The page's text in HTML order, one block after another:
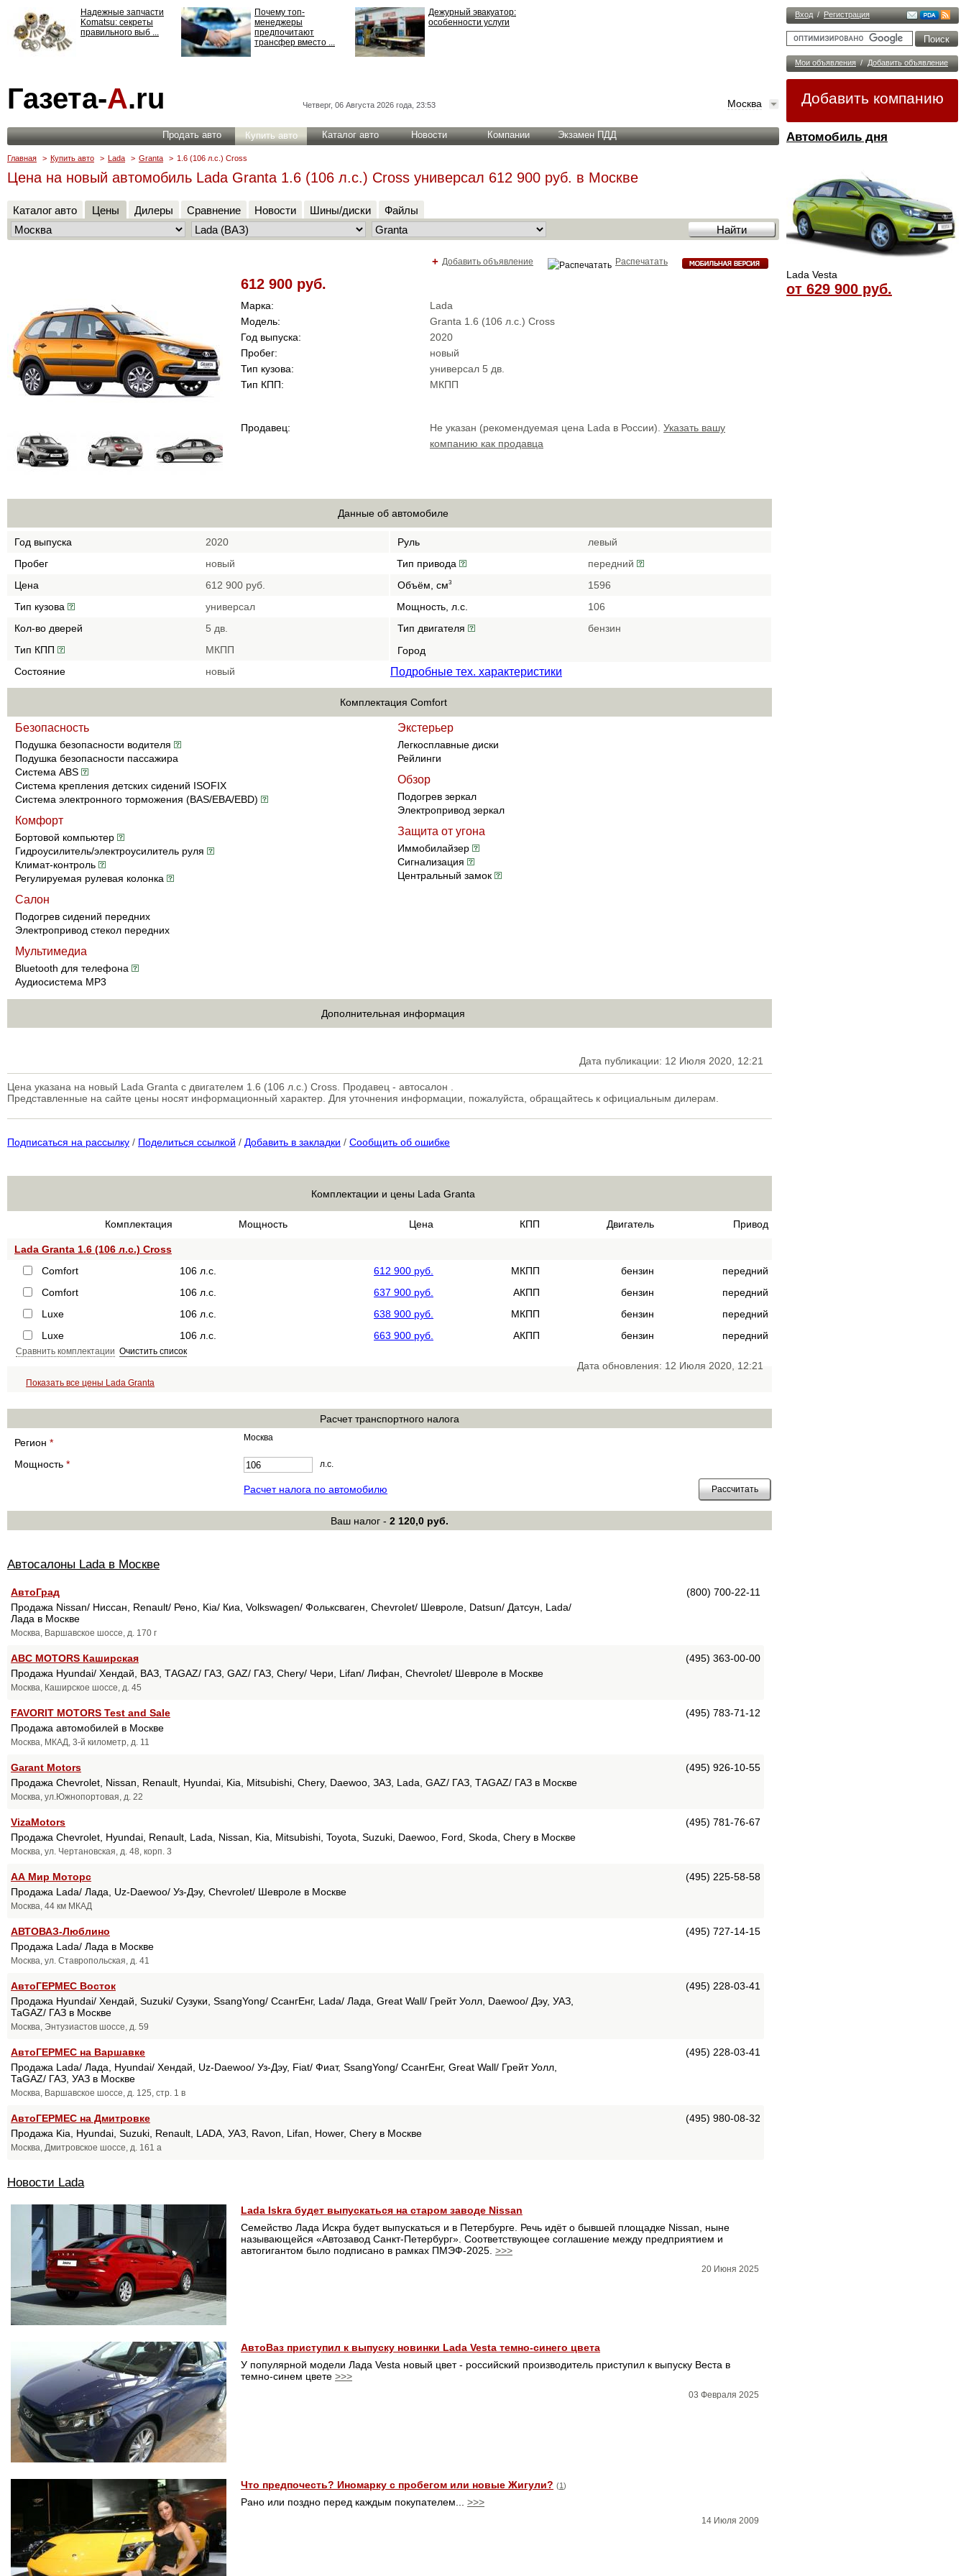
Вход / Регистрация
Мои объявления / Добавить объявление
Добавить компанию
Автомобиль дня
Lada Vesta
от 629 900 руб.
Надежные запчасти
Komatsu: секреты
правильного выб ...
Почему топ-
менеджеры
предпочитают
трансфер вместо ...
Дежурный эвакуатор:
особенности услуги
ответственности: все,
что нужно знать ...
Газета-А.ru Четверг, 06 Августа 2026 года, 23:53 Москва
Продать авто Купить авто Каталог авто Новости Компании Экзамен ПДД
Главная > Купить авто > Lada > Granta > 1.6 (106 л.с.) Cross
Цена на новый автомобиль Lada Granta 1.6 (106 л.с.) Cross универсал 612 900 руб. в Москве
Каталог авто Цены Дилеры Сравнение Новости Шины/диски Файлы
Распечатать
+ Добавить объявление
612 900 руб.
Марка:
Lada
Модель:
Granta 1.6 (106 л.с.) Cross
Год выпуска:
2020
Пробег:
новый
Тип кузова:
универсал 5 дв.
Тип КПП:
МКПП
Продавец: Не указан (рекомендуемая цена Lada в России). Указать вашу
компанию как продавца
Данные об автомобиле
Год выпуска 2020 Руль
левый
Пробег
новый Тип привода
передний
Цена
612 900 руб. Объём, см3
1596
Тип кузова
универсал Мощность, л.с.
106
Кол-во дверей
5 дв. Тип двигателя
бензин
Тип КПП
МКПП
Город
Состояние
новый Подробные тех. характеристики
Комплектация Comfort
Безопасность
Подушка безопасности водителя
Подушка безопасности пассажира
Система ABS
Система крепления детских сидений ISOFIX
Система электронного торможения (BAS/EBA/EBD)
Комфорт
Бортовой компьютер
Гидроусилитель/электроусилитель руля
Климат-контроль
Регулируемая рулевая колонка
Салон
Подогрев сидений передних
Электропривод стекол передних
Мультимедиа
Bluetooth для телефона
Аудиосистема MP3
Экстерьер
Легкосплавные диски
Рейлинги
Обзор
Подогрев зеркал
Электропривод зеркал
Защита от угона
Иммобилайзер
Сигнализация
Центральный замок
Дополнительная информация
Дата публикации: 12 Июля 2020, 12:21
Цена указана на новый Lada Granta с двигателем 1.6 (106 л.с.) Cross. Продавец - автосалон .
Представленные на сайте цены носят информационный характер. Для уточнения информации, пожалуйста, обращайтесь к официальным дилерам.
Подписаться на рассылку / Поделиться ссылкой / Добавить в закладки / Сообщить об ошибке
Комплектации и цены Lada Granta
Комплектация Мощность Цена КПП Двигатель Привод
Lada Granta 1.6 (106 л.с.) Cross
Comfort
106 л.с. 612 900 руб. МКПП бензин
передний
Comfort
106 л.с. 637 900 руб. АКПП бензин
передний
Luxe
106 л.с. 638 900 руб. МКПП бензин
передний
Luxe
106 л.с. 663 900 руб. АКПП бензин передний
Сравнить комплектации Очистить список
Дата обновления: 12 Июля 2020, 12:21
Показать все цены Lada Granta
Расчет транспортного налога
Регион * Москва
Мощность * л.с.
Расчет налога по автомобилю
Ваш налог - 2 120,0 руб.
Автосалоны Lada в Москве
АвтоГрад
(800) 700-22-11
Продажа Nissan/ Ниссан, Renault/ Рено, Kia/ Киа, Volkswagen/ Фольксваген, Chevrolet/ Шевроле, Datsun/ Датсун, Lada/
Лада в Москве
Москва, Варшавское шоссе, д. 170 г
ABC MOTORS Каширская
(495) 363-00-00
Продажа Hyundai/ Хендай, ВАЗ, ТАGAZ/ ГАЗ, GAZ/ ГАЗ, Chery/ Чери, Lifan/ Лифан, Chevrolet/ Шевроле в Москве
Москва, Каширское шоссе, д. 45
FAVORIT MOTORS Test and Sale
(495) 783-71-12
Продажа автомобилей в Москве
Москва, МКАД, 3-й километр, д. 11
Garant Motors
(495) 926-10-55
Продажа Chevrolet, Nissan, Renault, Hyundai, Kia, Mitsubishi, Chery, Daewoo, ЗАЗ, Lada, GAZ/ ГАЗ, ТАGAZ/ ГАЗ в Москве
Москва, ул.Южнопортовая, д. 22
VizaMotors
(495) 781-76-67
Продажа Chevrolet, Hyundai, Renault, Lada, Nissan, Kia, Mitsubishi, Toyota, Suzuki, Daewoo, Ford, Skoda, Chery в Москве
Москва, ул. Чертановская, д. 48, корп. 3
АА Мир Моторс
(495) 225-58-58
Продажа Lada/ Лада, Uz-Daewoo/ Уз-Дэу, Chevrolet/ Шевроле в Москве
Москва, 44 км МКАД
АВТОВАЗ-Люблино
(495) 727-14-15
Продажа Lada/ Лада в Москве
Москва, ул. Ставропольская, д. 41
АвтоГЕРМЕС Восток
(495) 228-03-41
Продажа Hyundai/ Хендай, Suzuki/ Сузуки, SsangYong/ СсангЕнг, Lada/ Лада, Great Wall/ Грейт Уолл, Daewoo/ Дэу, УАЗ,
ТаGAZ/ ГАЗ в Москве
Москва, Энтузиастов шоссе, д. 59
АвтоГЕРМЕС на Варшавке
(495) 228-03-41
Продажа Lada/ Лада, Hyundai/ Хендай, Uz-Daewoo/ Уз-Дэу, Fiat/ Фиат, SsangYong/ СсангЕнг, Great Wall/ Грейт Уолл,
ТаGAZ/ ГАЗ, УАЗ в Москве
Москва, Варшавское шоссе, д. 125, стр. 1 в
АвтоГЕРМЕС на Дмитровке
(495) 980-08-32
Продажа Kia, Hyundai, Suzuki, Renault, LADA, УАЗ, Ravon, Lifan, Hower, Chery в Москве
Москва, Дмитровское шоссе, д. 161 а
Новости Lada
Lada Iskra будет выпускаться на старом заводе Nissan
Семейство Лада Искра будет выпускаться и в Петербурге. Речь идёт о бывшей площадке Nissan, ныне
называющейся «Автозавод Санкт-Петербург». Соответствующее соглашение между предприятием и
автогигантом было подписано в рамках ПМЭФ-2025. >>>
20 Июня 2025
АвтоВаз приступил к выпуску новинки Lada Vesta темно-синего цвета
У популярной модели Лада Vesta новый цвет - российский производитель приступил к выпуску Веста в
темно-синем цвете >>>
03 Февраля 2025
Что предпочесть? Иномарку с пробегом или новые Жигули? (1 )
Рано или поздно перед каждым покупателем... >>>
14 Июля 2009